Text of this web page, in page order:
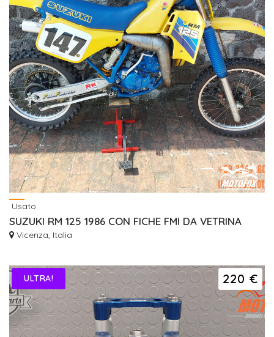
Usato
SUZUKI RM 125 1986 CON FICHE FMI DA VETRINA
Vicenza, Italia
220 €
ULTRA!